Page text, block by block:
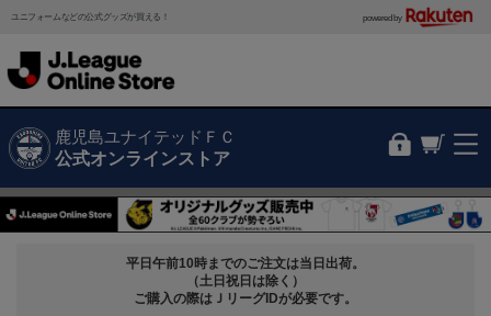
ユニフォームなどの公式グッズが買える！ powered by
鹿児島ユナイテッドＦＣ
公式オンラインストア
平日午前10時までのご注文は当日出荷。
（土日祝日は除く）
ご購入の際はＪリーグIDが必要です。